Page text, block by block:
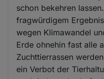
schon bekehren
fragwürdigem
wegen Klimawandel
Erde ohnehin fast alle
Zuchttierrassen
ein Verbot der